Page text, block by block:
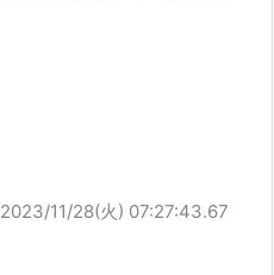
2023/11/28(火) 07:27:43.67